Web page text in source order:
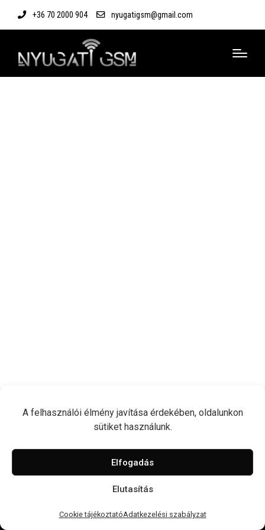
A felhasználói élmény javítása érdekében, oldalunkon
sütiket használunk.
Elfogadás
Elutasítás
Cookie tájékoztatóAdatkezelési szabályzat
+36 70 2000 904 nyugatigsm@gmail.com
Cookie tájékoztató Adatkezelési szabályzat